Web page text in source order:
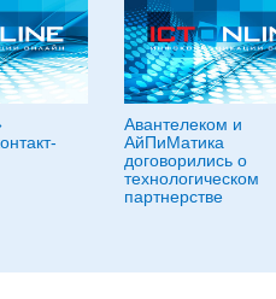
Авантелеком и
АйПиМатика
договорились о
технологическом
партнерстве